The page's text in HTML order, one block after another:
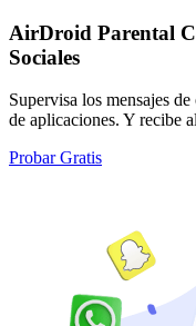
AirDroid Parental
Sociales
Supervisa los mensajes
de aplicaciones. Y recibe
Probar Gratis